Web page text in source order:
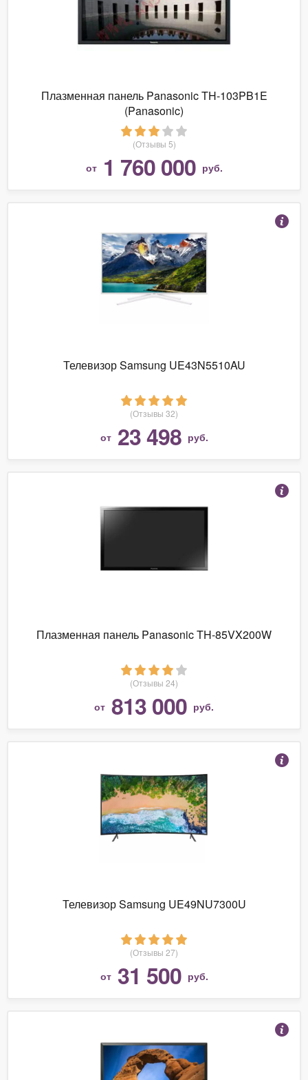
Плазменная панель Panasonic TH-103PB1E
(Panasonic)
(Отзывы 5)
от 1 760 000 руб.
Телевизор Samsung UE43N5510AU
(Отзывы 32)
от 23 498 руб.
Плазменная панель Panasonic TH-85VX200W
(Отзывы 24)
от 813 000 руб.
Телевизор Samsung UE49NU7300U
(Отзывы 27)
от 31 500 руб.